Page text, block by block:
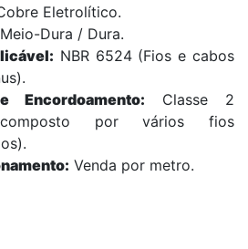
Eletrolítico.
Meio-Dura / Dura.
NBR 6524 (Fios e cabos
Encordoamento: Classe 2
por vários fios
Venda por metro.